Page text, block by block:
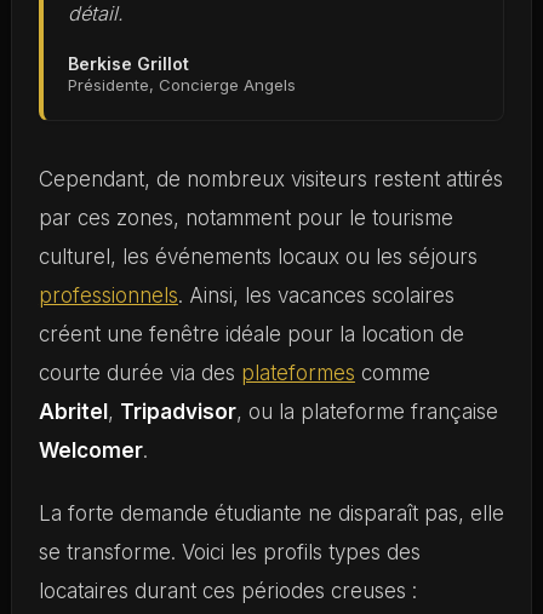
détail.
Berkise Grillot
Présidente, Concierge Angels
Cependant, de nombreux visiteurs restent attirés
par ces zones, notamment pour le tourisme
culturel, les événements locaux ou les séjours
professionnels. Ainsi, les vacances scolaires
créent une fenêtre idéale pour la location de
courte durée via des plateformes comme
Abritel , Tripadvisor, ou la plateforme française
Welcomer.
La forte demande étudiante ne disparaît pas, elle
se transforme. Voici les profils types des
locataires durant ces périodes creuses :